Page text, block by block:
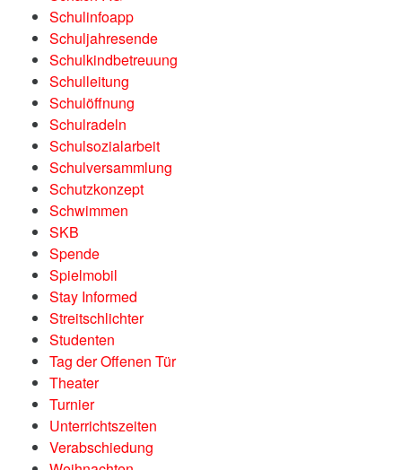
Schulinfoapp
Schuljahresende
Schulkindbetreuung
Schulleitung
Schulöffnung
Schulradeln
Schulsozialarbeit
Schulversammlung
Schutzkonzept
Schwimmen
SKB
Spende
Spielmobil
Stay Informed
Streitschlichter
Studenten
Tag der Offenen Tür
Theater
Turnier
Unterrichtszeiten
Verabschiedung